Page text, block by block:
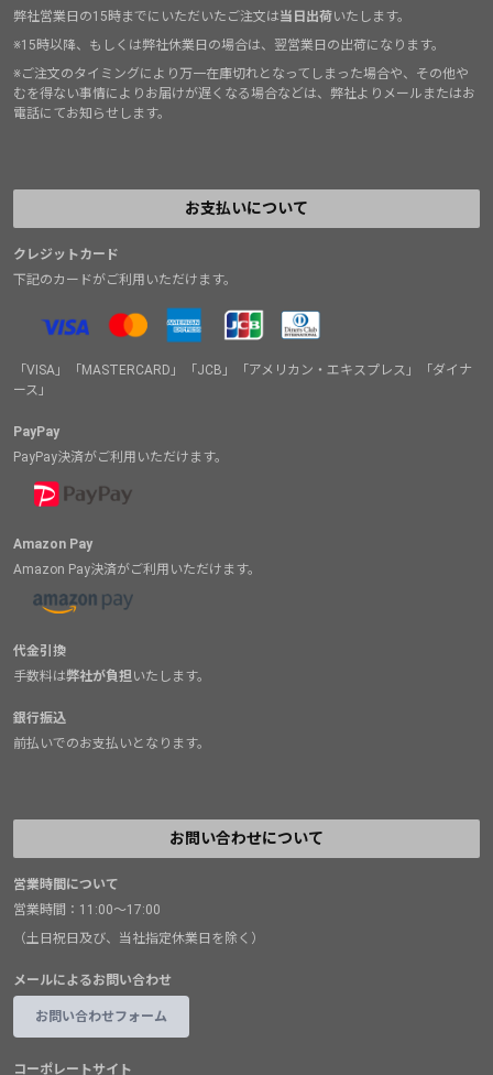
弊社営業日の15時までにいただいたご注文は当日出荷いたします。
※15時以降、もしくは弊社休業日の場合は、翌営業日の出荷になります。
※ご注文のタイミングにより万一在庫切れとなってしまった場合や、その他や
むを得ない事情によりお届けが遅くなる場合などは、弊社よりメールまたはお
電話にてお知らせします。
お支払いについて
クレジットカード
下記のカードがご利用いただけます。
「VISA」「MASTERCARD」「JCB」「アメリカン・エキスプレス」「ダイナ
ース」
PayPay
PayPay決済がご利用いただけます。
Amazon Pay
Amazon Pay決済がご利用いただけます。
代金引換
手数料は弊社が負担いたします。
銀行振込
前払いでのお支払いとなります。
お問い合わせについて
営業時間について
営業時間：11:00～17:00
（土日祝日及び、当社指定休業日を除く）
メールによるお問い合わせ
お問い合わせフォーム
コーポレートサイト